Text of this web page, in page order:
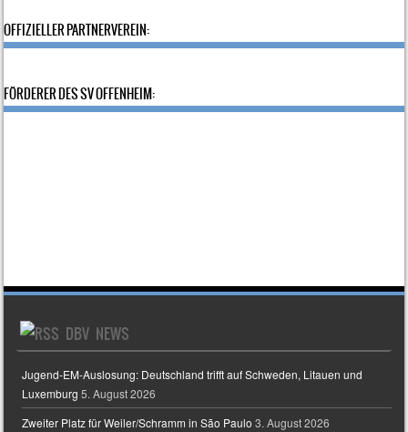
OFFIZIELLER PARTNERVEREIN:
FÖRDERER DES SV OFFENHEIM:
DBV NEWS
Jugend-EM-Auslosung: Deutschland trifft auf Schweden, Litauen und
Luxemburg 5. August 2026
Zweiter Platz für Weiler/Schramm in São Paulo 3. August 2026